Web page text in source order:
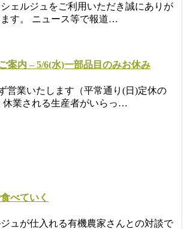
ェルジュをご利用いただき誠にありが
す。 ニュース等で報道…
案内 – 5/6(水)一部品目のみお休み
営業いたします（平常通り(日)定休の
休業される生産者がいらっ…
べていく
ュが仕入れる有機農家さんとの対談で